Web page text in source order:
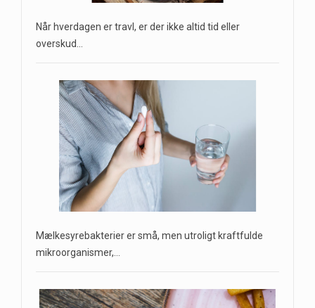
Når hverdagen er travl, er der ikke altid tid eller
overskud…
Mælkesyrebakterier er små, men utroligt kraftfulde
mikroorganismer,…